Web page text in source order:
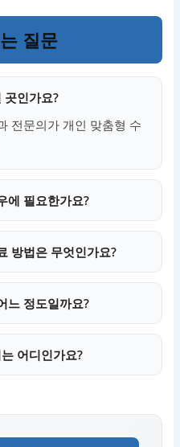
질문
곳인가요?
전문의가 개인 맞춤형 수
에 필요한가요?
방법은 무엇인가요?
느 정도일까요?
어디인가요?